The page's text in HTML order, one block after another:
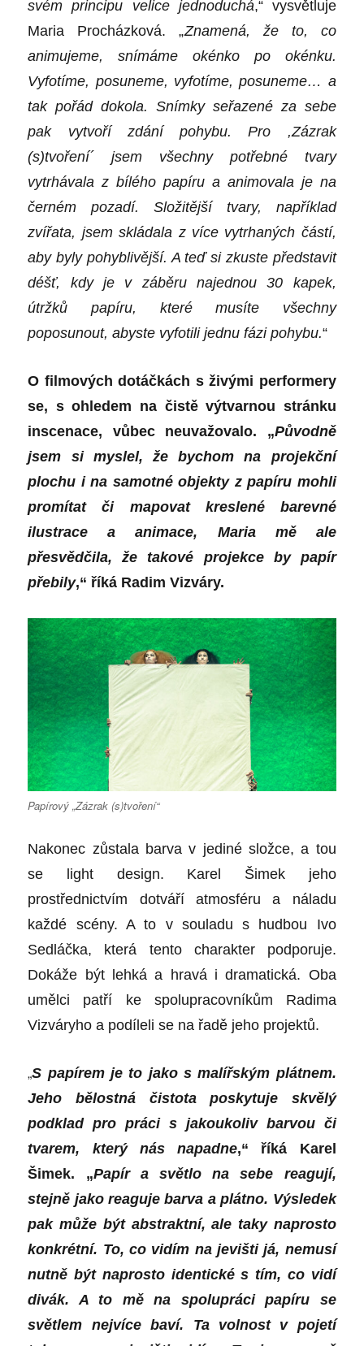
svém principu velice jednoduchá,“ vysvětluje
Maria Procházková. „Znamená, že to, co
animujeme, snímáme okénko po okénku.
Vyfotíme, posuneme, vyfotíme, posuneme… a
tak pořád dokola. Snímky seřazené za sebe
pak vytvoří zdání pohybu. Pro ,Zázrak
(s)tvoření´ jsem všechny potřebné tvary
vytrhávala z bílého papíru a animovala je na
černém pozadí. Složitější tvary, například
zvířata, jsem skládala z více vytrhaných částí,
aby byly pohyblivější. A teď si zkuste představit
déšť, kdy je v záběru najednou 30 kapek,
útržků papíru, které musíte všechny
poposunout, abyste vyfotili jednu fázi pohybu.“
O filmových dotáčkách s živými performery
se, s ohledem na čistě výtvarnou stránku
inscenace, vůbec neuvažovalo. „Původně
jsem si myslel, že bychom na projekční
plochu i na samotné objekty z papíru mohli
promítat či mapovat kreslené barevné
ilustrace a animace, Maria mě ale
přesvědčila, že takové projekce by papír
přebily,“ říká Radim Vizváry.
Papírový „Zázrak (s)tvoření“
Nakonec zůstala barva v jediné složce, a tou
se light design. Karel Šimek jeho
prostřednictvím dotváří atmosféru a náladu
každé scény. A to v souladu s hudbou Ivo
Sedláčka, která tento charakter podporuje.
Dokáže být lehká a hravá i dramatická. Oba
umělci patří ke spolupracovníkům Radima
Vizváryho a podíleli se na řadě jeho projektů.
„S papírem je to jako s malířským plátnem.
Jeho bělostná čistota poskytuje skvělý
podklad pro práci s jakoukoliv barvou či
tvarem, který nás napadne,“ říká Karel
Šimek. „Papír a světlo na sebe reagují,
stejně jako reaguje barva a plátno. Výsledek
pak může být abstraktní, ale taky naprosto
konkrétní. To, co vidím na jevišti já, nemusí
nutně být naprosto identické s tím, co vidí
divák. A to mě na spolupráci papíru se
světlem nejvíce baví. Ta volnost v pojetí